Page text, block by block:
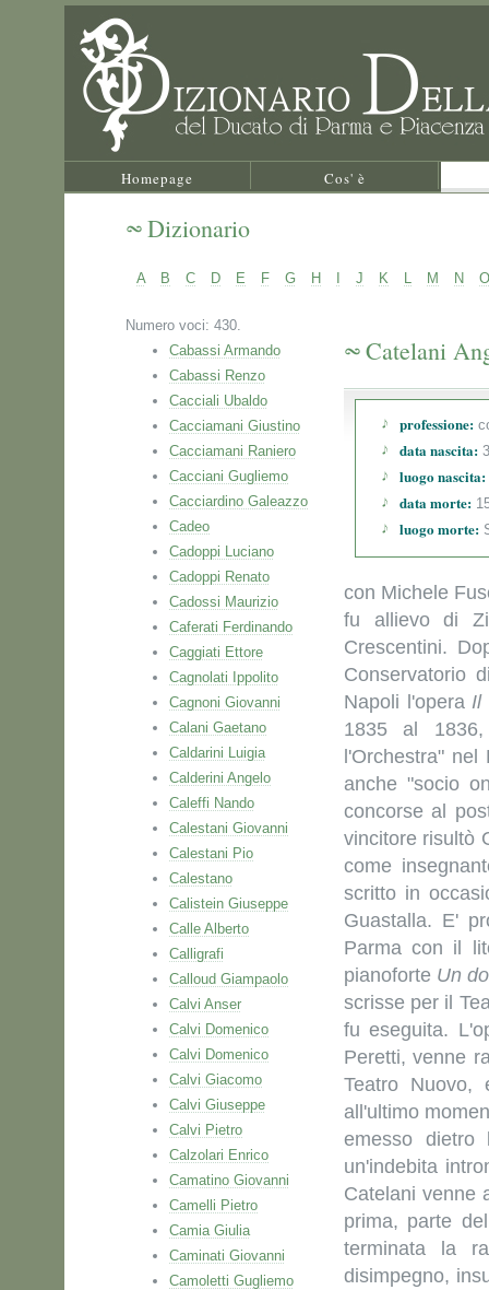
Homepage Cos' è
Dizionario
A B C D E F G H J K L M N O
Numero voci: 430.
Cabassi Armando
Cabassi Renzo
Cacciali Ubaldo
Cacciamani Giustino
Cacciamani Raniero
Cacciani Gugliemo
Cacciardino Galeazzo
Cadeo
Cadoppi Luciano
Cadoppi Renato
Cadossi Maurizio
Caferati Ferdinando
Caggiati Ettore
Cagnolati Ippolito
Cagnoni Giovanni
Calani Gaetano
Caldarini Luigia
Calderini Angelo
Caleffi Nando
Calestani Giovanni
Calestani Pio
Calestano
Calistein Giuseppe
Calle Alberto
Calligrafi
Calloud Giampaolo
Calvi Anser
Calvi Domenico
Calvi Domenico
Calvi Giacomo
Calvi Giuseppe
Calvi Pietro
Calzolari Enrico
Camatino Giovanni
Camelli Pietro
Camia Giulia
Caminati Giovanni
Camoletti Gugliemo
Catelani
professione:
data nascita:
luogo nascita:
data morte:
luogo morte:
con Michele
fu allievo di
Crescentini.
Conservatorio
Napoli l'opera Il
1835 al
l'Orchestra"
anche "socio
concorse al
vincitore risultò
come
scritto in
Guastalla. E'
Parma con il
pianoforte Un
scrisse per il
fu eseguita.
Peretti, venne
Teatro Nuovo,
all'ultimo
emesso dietro
un'indebita
Catelani venne
prima, parte
terminata la
disimpegno,